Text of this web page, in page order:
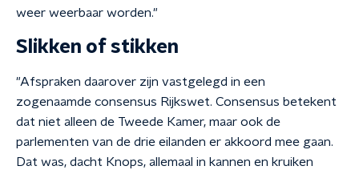
weer weerbaar worden."
Slikken of stikken
"Afspraken daarover zijn vastgelegd in een
zogenaamde consensus Rijkswet. Consensus betekent
dat niet alleen de Tweede Kamer, maar ook de
parlementen van de drie eilanden er akkoord mee gaan.
Dat was, dacht Knops, allemaal in kannen en kruiken